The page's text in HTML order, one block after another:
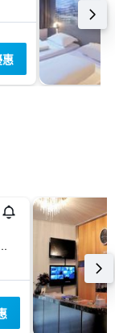
, 北萊茵-威斯特法倫邦, 德國